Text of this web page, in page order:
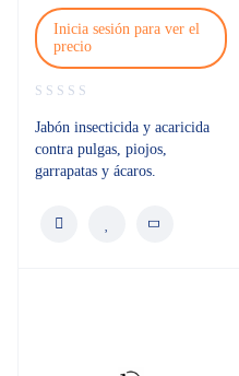
Inicia sesión para ver el
precio
Jabón insecticida y acaricida
contra pulgas, piojos,
garrapatas y ácaros.